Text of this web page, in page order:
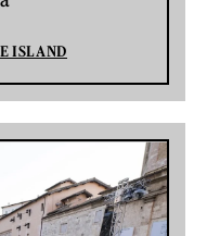
ISLAND